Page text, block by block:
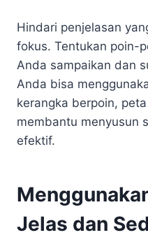
Hindari penjelasan
fokus. Tentukan poin-
Anda sampaikan dan
Anda bisa
kerangka berpoin,
membantu menyusun
efektif.
Jelas dan